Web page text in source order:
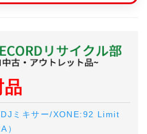
品
ミキサー/XONE:92 Limit
）